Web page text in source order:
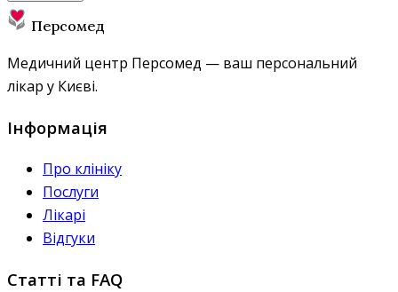
Персомед
Медичний центр Персомед — ваш персональний
лікар у Києві.
Інформація
Про клініку
Послуги
Лікарі
Відгуки
Статті та FAQ